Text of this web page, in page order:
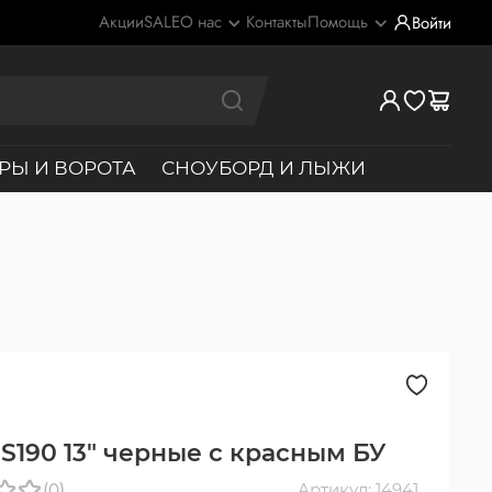
АкцииSALEО нас КонтактыПомощь Войти
И ВОРОТА СНОУБОРД И ЛЫЖИ
13" черные с красным БУ